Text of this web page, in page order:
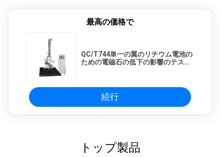
最高の価格で
QC/T744単一の翼のリチウム電池の
ための電磁石の低下の影響のテスタ
続行
トップ製品